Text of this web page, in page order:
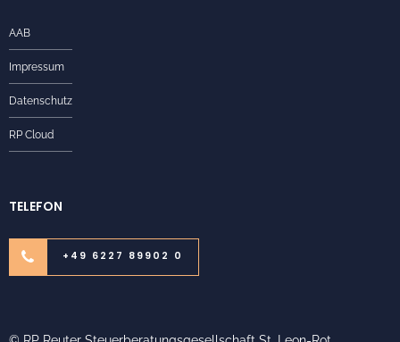
AAB
Impressum
Datenschutz
RP Cloud
TELEFON
+49 6227 89902 0